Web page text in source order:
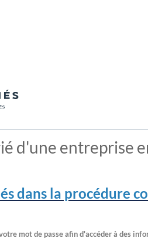
d'une entreprise
dans la procédure
mot de passe afin d'accéder à des